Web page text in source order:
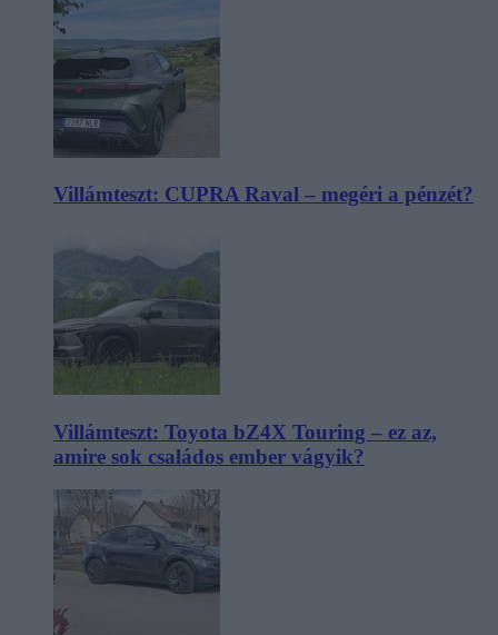
Villámteszt: CUPRA Raval – megéri a pénzét?
Villámteszt: Toyota bZ4X Touring – ez az,
amire sok családos ember vágyik?